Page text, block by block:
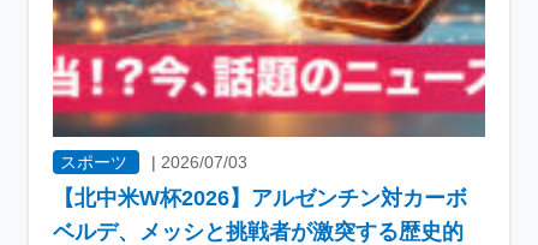
スポーツ | 2026/07/03
【北中米W杯2026】アルゼンチン対カーボ
ベルデ、メッシと挑戦者が激突する歴史的